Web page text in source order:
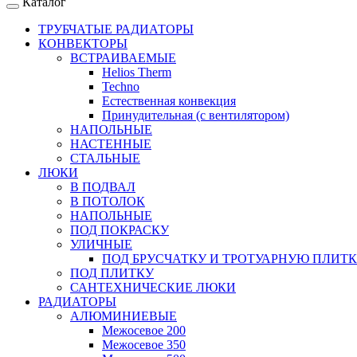
ТРУБЧАТЫЕ РАДИАТОРЫ
КОНВЕКТОРЫ
ВСТРАИВАЕМЫЕ
Helios Therm
Techno
Естественная конвекция
Принудительная (с вентилятором)
НАПОЛЬНЫЕ
НАСТЕННЫЕ
СТАЛЬНЫЕ
ЛЮКИ
В ПОДВАЛ
В ПОТОЛОК
НАПОЛЬНЫЕ
ПОД ПОКРАСКУ
УЛИЧНЫЕ
ПОД БРУСЧАТКУ И ТРОТУАРНУЮ
ПОД ПЛИТКУ
САНТЕХНИЧЕСКИЕ ЛЮКИ
РАДИАТОРЫ
АЛЮМИНИЕВЫЕ
Межосевое 200
Межосевое 350